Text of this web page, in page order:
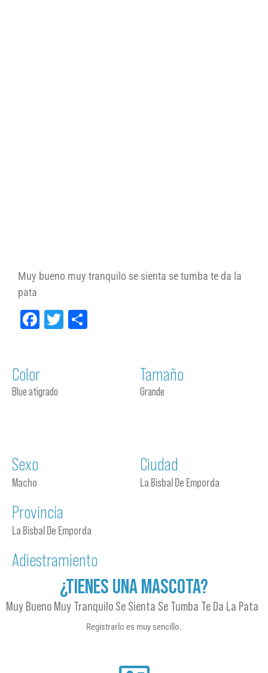
Muy bueno muy tranquilo se sienta se tumba te da la
pata
Facebook
Twitter
Color
Blue atigrado
Tamaño
Grande
Sexo
Macho
Ciudad
La Bisbal De Emporda
Provincia
La Bisbal De Emporda
Adiestramiento
¿TIENES UNA MASCOTA?
Muy Bueno Muy Tranquilo Se Sienta Se Tumba Te Da La Pata
Registrarlo es muy sencillo.